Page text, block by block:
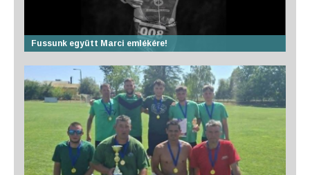
Fussunk együtt Marci emlékére!